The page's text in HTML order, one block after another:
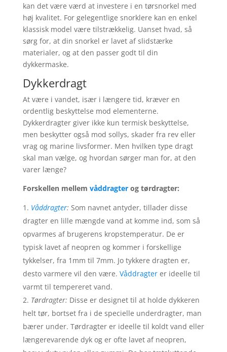
kan det være værd at investere i en tørsnorkel med
høj kvalitet. For gelegentlige snorklere kan en enkel
klassisk model være tilstrækkelig. Uanset hvad, så
sørg for, at din snorkel er lavet af slidstærke
materialer, og at den passer godt til din
dykkermaske.
Dykkerdragt
At være i vandet, især i længere tid, kræver en
ordentlig beskyttelse mod elementerne.
Dykkerdragter giver ikke kun termisk beskyttelse,
men beskytter også mod sollys, skader fra rev eller
vrag og marine livsformer. Men hvilken type dragt
skal man vælge, og hvordan sørger man for, at den
varer længe?
Forskellen mellem våddragterog tørdragter:
Våddragter: Som navnet antyder, tillader disse
dragter en lille mængde vand at komme ind, som så
opvarmes af brugerens kropstemperatur. De er
typisk lavet af neopren og kommer i forskellige
tykkelser, fra 1mm til 7mm. Jo tykkere dragten er,
desto varmere vil den være. Våddragterer ideelle til
varmt til tempereret vand.
Tørdragter: Disse er designet til at holde dykkeren
helt tør, bortset fra i de specielle underdragter, man
bærer under. Tørdragter er ideelle til koldt vand eller
længerevarende dyk og er ofte lavet af neopren,